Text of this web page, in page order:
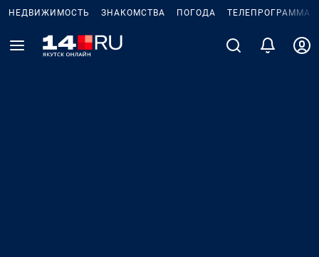
НЕДВИЖИМОСТЬ ЗНАКОМСТВА ПОГОДА ТЕЛЕПРОГРАММА